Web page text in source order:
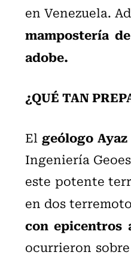
en Venezuela.
mampostería
adobe.
¿QUÉ TAN
El geólogo
Ingeniería
este potente
en dos
con epicentros
ocurrieron